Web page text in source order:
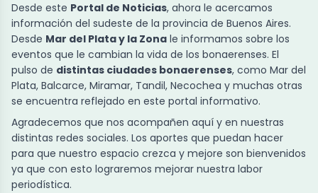
Desde este Portal de Noticias, ahora le acercamos
información del sudeste de la provincia de Buenos Aires.
Desde Mar del Plata y la Zona le informamos sobre los
eventos que le cambian la vida de los bonaerenses. El
pulso de distintas ciudades bonaerenses, como Mar del
Plata, Balcarce, Miramar, Tandil, Necochea y muchas otras
se encuentra reflejado en este portal informativo.
Agradecemos que nos acompañen aquí y en nuestras
distintas redes sociales. Los aportes que puedan hacer
para que nuestro espacio crezca y mejore son bienvenidos
ya que con esto lograremos mejorar nuestra labor
periodística.